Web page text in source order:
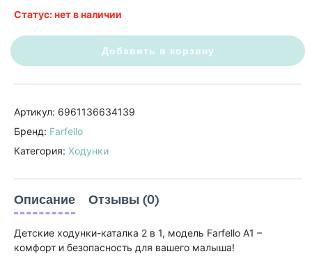
Статус: нет в наличии
Добавить в корзину
Артикул: 6961136634139
Бренд: Farfello
Категория: Ходунки
Описание Отзывы (0)
Детские ходунки-каталка 2 в 1, модель Farfello A1 –
комфорт и безопасность для вашего малыша!